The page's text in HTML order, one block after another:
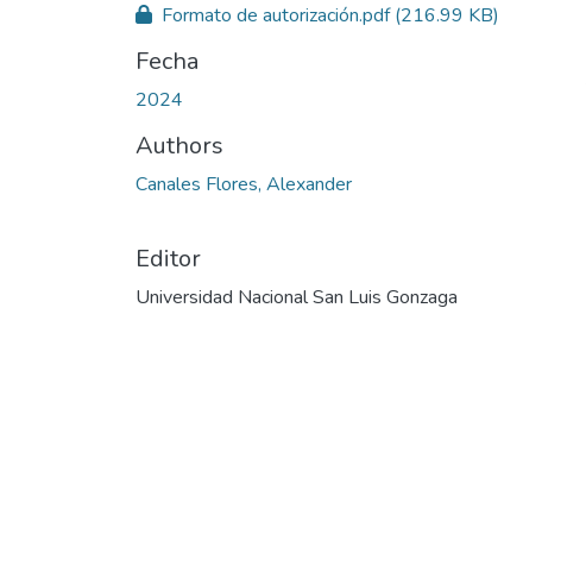
Formato de autorización.pdf(216.99 KB)
Fecha
2024
Authors
Canales Flores, Alexander
Editor
Universidad Nacional San Luis Gonzaga